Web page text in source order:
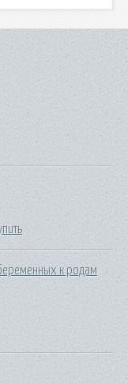
к родам